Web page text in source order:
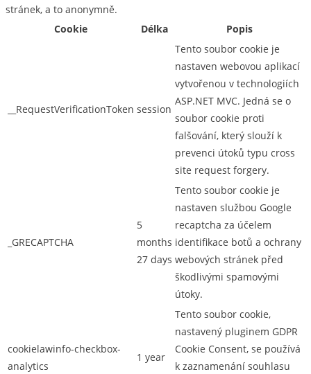
stránek, a to anonymně.
Cookie
Délka Popis
__RequestVerificationToken session
Tento soubor cookie je
nastaven webovou aplikací
vytvořenou v technologiích
ASP.NET MVC. Jedná se o
soubor cookie proti
falšování, který slouží k
prevenci útoků typu cross
site request forgery.
_GRECAPTCHA
5
months
27 days
Tento soubor cookie je
nastaven službou Google
recaptcha za účelem
identifikace botů a ochrany
webových stránek před
škodlivými spamovými
útoky.
cookielawinfo-checkbox-
analytics
1 year
Tento soubor cookie,
nastavený pluginem GDPR
Cookie Consent, se používá
k zaznamenání souhlasu